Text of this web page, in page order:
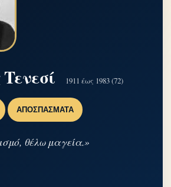
1911 έως 1983 (72)
ΑΠΟΣΠΆΣΜΑΤΑ
θέλω μαγεία.»